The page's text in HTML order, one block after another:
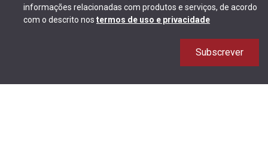
informações relacionadas com produtos e serviços, de acordo
com o descrito nos termos de uso e privacidade
Subscrever